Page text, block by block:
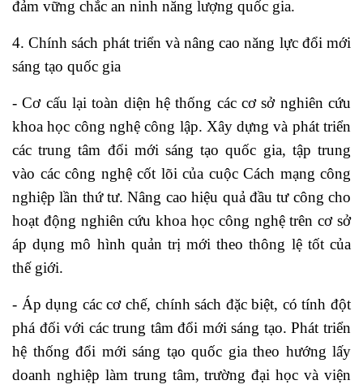
đảm vững chắc an ninh năng lượng quốc gia.
4. Chính sách phát triển và nâng cao năng lực đổi mới
sáng tạo quốc gia
- Cơ cấu lại toàn diện hệ thống các cơ sở nghiên cứu
khoa học công nghệ công lập. Xây dựng và phát triển
các trung tâm đổi mới sáng tạo quốc gia, tập trung
vào các công nghệ cốt lõi của cuộc Cách mạng công
nghiệp lần thứ tư. Nâng cao hiệu quả đầu tư công cho
hoạt động nghiên cứu khoa học công nghệ trên cơ sở
áp dụng mô hình quản trị mới theo thông lệ tốt của
thế giới.
- Áp dụng các cơ chế, chính sách đặc biệt, có tính đột
phá đối với các trung tâm đổi mới sáng tạo. Phát triển
hệ thống đổi mới sáng tạo quốc gia theo hướng lấy
doanh nghiệp làm trung tâm, trường đại học và viện